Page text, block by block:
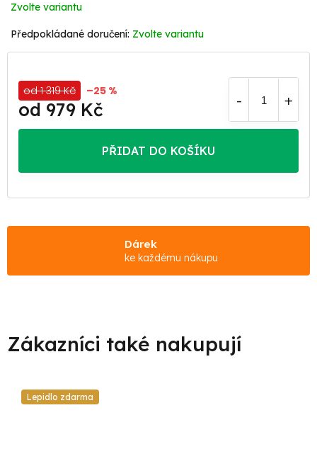
Zvolte variantu
Zvolte variantu
od 1 319 Kč –25 %
od 979 Kč
PŘIDAT DO KOŠÍKU
Dárek
ke každému nákupu
Lepidlo zdarma